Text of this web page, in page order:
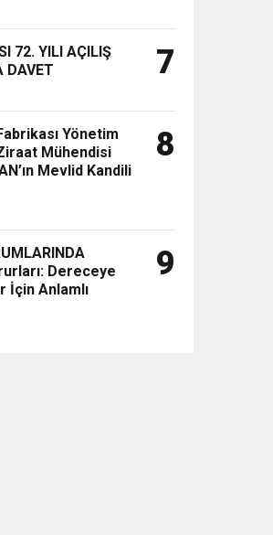
72. YILI AÇILIŞ
DAVET
7
Yönetim
Mühendisi
Mevlid Kandili
8
Dereceye
İçin Anlamlı
9